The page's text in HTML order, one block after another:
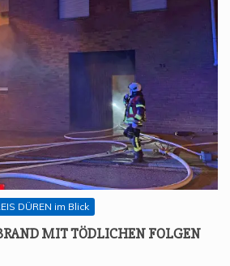
DÜREN im Blick
MIT TÖD­LI­CHEN FOLGEN